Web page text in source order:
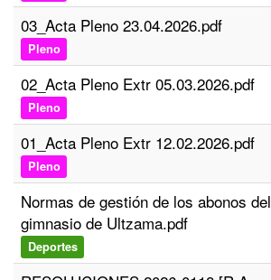
03_Acta Pleno 23.04.2026.pdf
Pleno
02_Acta Pleno Extr 05.03.2026.pdf
Pleno
01_Acta Pleno Extr 12.02.2026.pdf
Pleno
Normas de gestión de los abonos del
gimnasio de Ultzama.pdf
Deportes